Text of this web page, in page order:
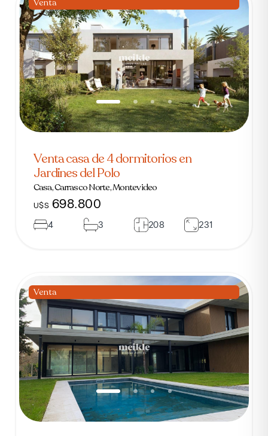
Venta
Venta casa de 4 dormitorios en
Jardines del Polo
Casa, Carrasco Norte, Montevideo
U$S 698.800
4 3 208 231
Venta